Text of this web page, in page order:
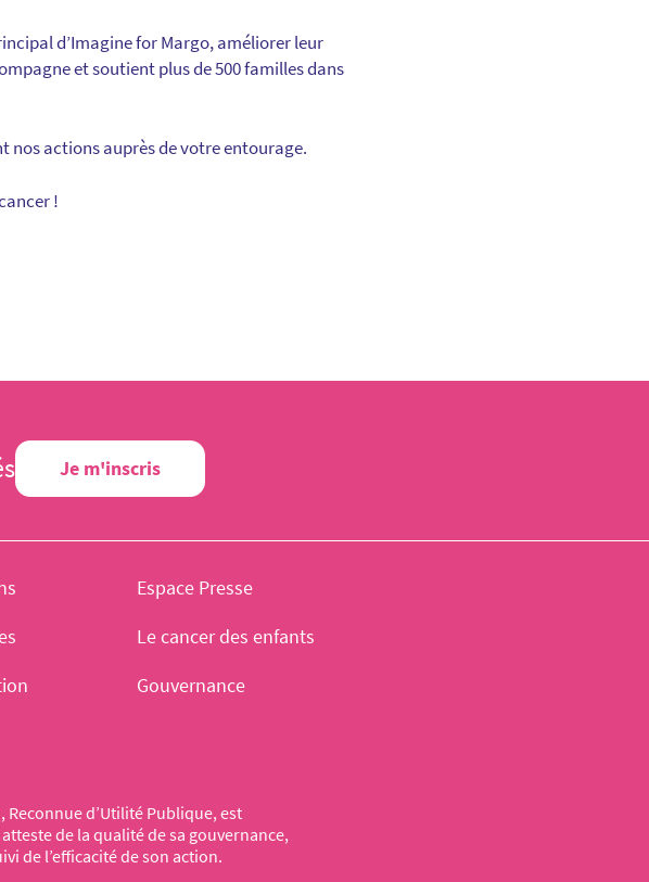
d’Imagine for Margo, améliorer leur
et soutient plus de 500 familles dans
nos actions auprès de votre entourage.
!
Je m'inscris
Reconnue d’Utilité Publique, est
de la qualité de sa gouvernance,
de l’efficacité de son action.
Espace Presse
Le cancer des enfants
Gouvernance